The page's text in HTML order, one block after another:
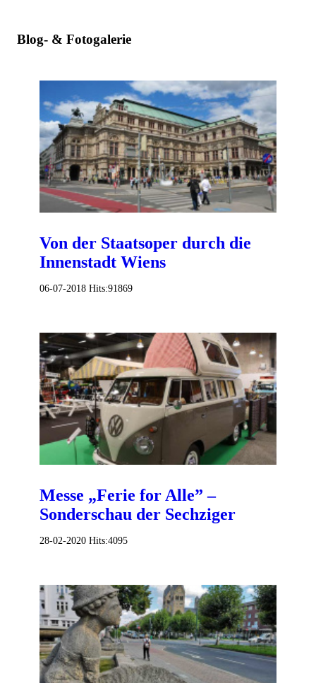
Blog- & Fotogalerie
Von der Staatsoper durch die
Innenstadt Wiens
06-07-2018 Hits:91869
Messe „Ferie for Alle” –
Sonderschau der Sechziger
28-02-2020 Hits:4095